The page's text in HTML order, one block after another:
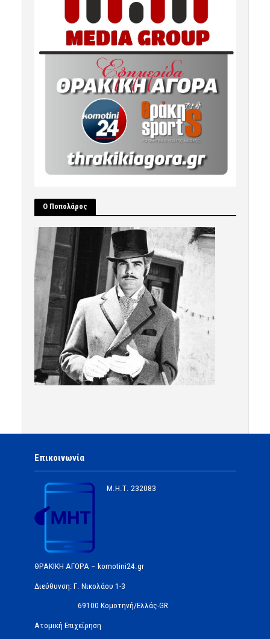
Ο Ποπολάρος
Επικοινωνία
Μ.Η.Τ. 232083
ΘΡΑΚΙΚΗ ΑΓΟΡΑ – komotini24.gr
Διεύθυνση: Γ. Νικολάου 1-3
69100 Κομοτηνή/Ελλάς-GR
Ατομική Επιχείρηση